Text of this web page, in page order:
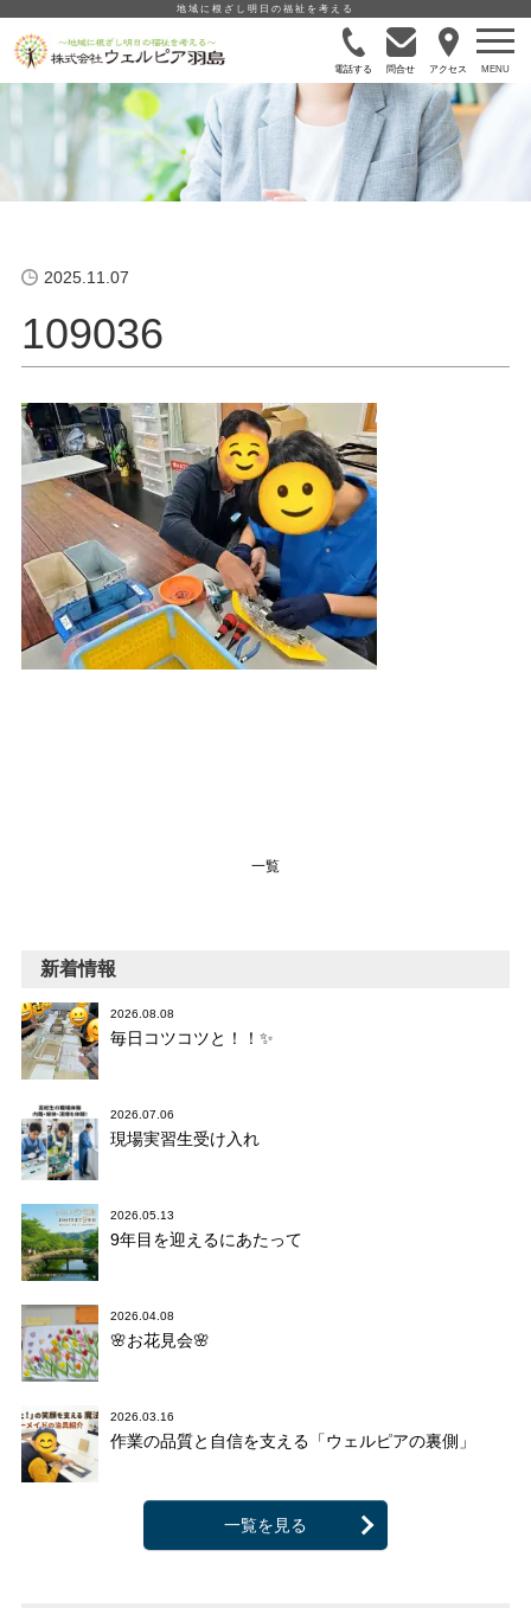
地域に根ざし明日の福祉を考える
電話する 問合せ アクセス
2025.11.07
109036
一覧
新着情報
2026.08.08
毎日コツコツと！！✨
2026.07.06
現場実習生受け入れ
2026.05.13
9年目を迎えるにあたって
2026.04.08
🌸お花見会🌸
2026.03.16
作業の品質と自信を支える「ウェルピアの裏側」
一覧を見る